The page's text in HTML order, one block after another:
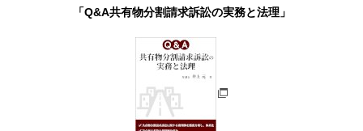
「Q&A共有物分割請求訴訟の実務と法理」